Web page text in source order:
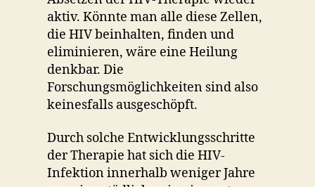
aktiv. Könnte man alle diese Zellen,
die HIV beinhalten, finden und
eliminieren, wäre eine Heilung
denkbar. Die
Forschungsmöglichkeiten sind also
keinesfalls ausgeschöpft.
Durch solche Entwicklungsschritte
der Therapie hat sich die HIV-
Infektion innerhalb weniger Jahre